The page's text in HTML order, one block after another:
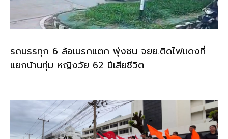
รถบรรทุก 6 ล้อเบรกแตก พุ่งชน จยย.ติดไฟแดงที่
แยกบ้านทุ่ม หญิงวัย 62 ปีเสียชีวิต